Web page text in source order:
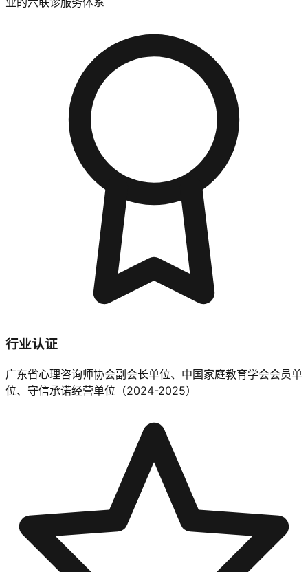
行业认证
广东省心理咨询师协会副会长单位、中国家庭教育学会会员单
位、守信承诺经营单位（2024-2025）